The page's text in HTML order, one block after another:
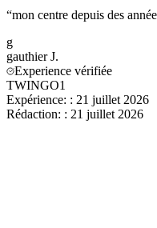
“mon centre depuis des
g
gauthier J.
Experience vérifiée
TWINGO1
Expérience: : 21 juillet 2026
Rédaction: : 21 juillet 2026